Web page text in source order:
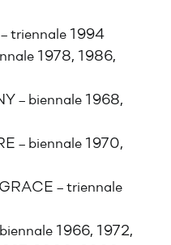
triennale 1994
1978, 1986,
– biennale 1968,
– biennale 1970,
– triennale
1966, 1972,